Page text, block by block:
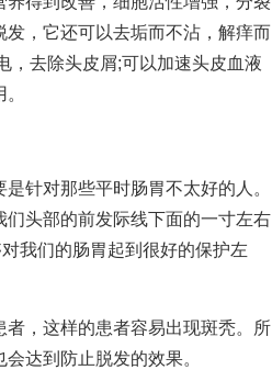
，它还可以去垢而不沾，解痒而
，去除头皮屑;可以加速头皮血液
针对那些平时肠胃不太好的人。
头部的前发际线下面的一寸左右
我们的肠胃起到很好的保护左
，这样的患者容易出现斑秃。所
达到防止脱发的效果。